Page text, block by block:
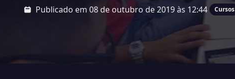
Publicado em 08 de outubro de 2019 às 12:44 Cursos